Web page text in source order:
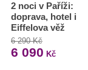
2 noci v Paříži:
doprava, hotel i
Eiffelova věž
6 290 Kč
6 090 Kč